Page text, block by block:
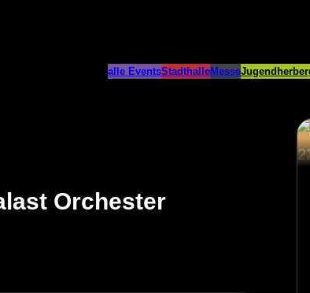
alle EventsStadthalleMesse
Orchester